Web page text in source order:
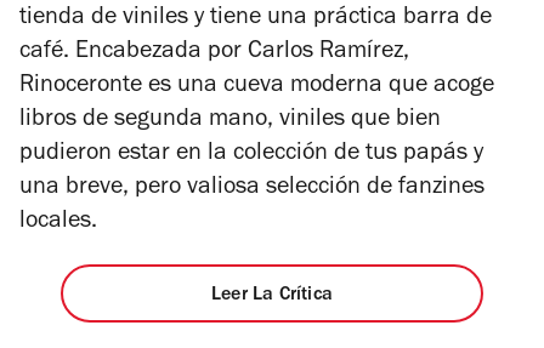
tienda de viniles y tiene una práctica barra de
café. Encabezada por Carlos Ramírez,
Rinoceronte es una cueva moderna que acoge
libros de segunda mano, viniles que bien
pudieron estar en la colección de tus papás y
una breve, pero valiosa selección de fanzines
locales.
Leer La Crítica